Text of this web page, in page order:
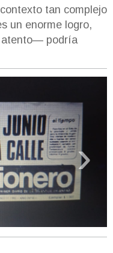
tan complejo
un enorme logro,
atento— podría
›